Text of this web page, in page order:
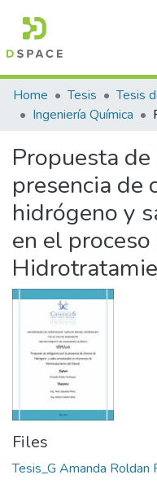
Communities &
All of DSpace
Statistics
Home Tesis
Tesis
Ingeniería Química
Propuesta
presencia de
hidrógeno y
en el proceso
Files
Tesis_G Amanda Roldan